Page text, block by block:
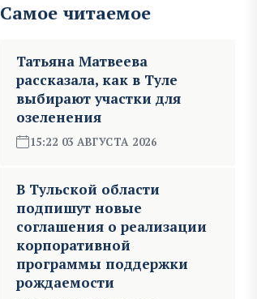
Самое читаемое
Татьяна Матвеева
рассказала, как в Туле
выбирают участки для
озеленения
15:22 03 АВГУСТА 2026
В Тульской области
подпишут новые
соглашения о реализации
корпоративной
программы поддержки
рождаемости